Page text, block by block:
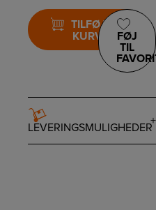
TILFØJ TIL
KURV
FØJ
TIL
LEVERINGSMULIGHEDER